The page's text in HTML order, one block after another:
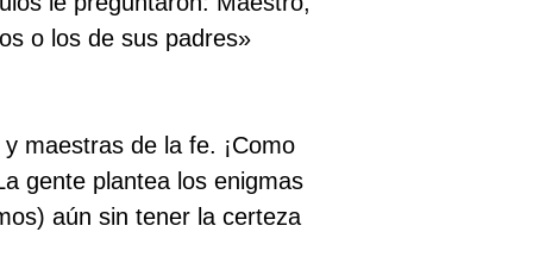
o los de sus padres»
maestras de la fe. ¡Como
gente plantea los enigmas
aún sin tener la certeza